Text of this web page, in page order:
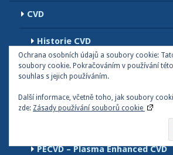
CVD
Historie CVD
Princip CVD
Chemické reakce probíhající
PECVD – Plasma Enhanced CVD
Ochrana osobních údajů a soubory cookie:
soubory cookie. Pokračováním v používání
souhlas s jejich používáním.
Další informace, včetně toho, jak soubory
zde: Zásady používání souborů cookie